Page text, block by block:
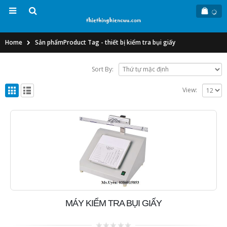
Home Sản phẩmProduct Tag -thiết bị kiểm tra bụi giấy
Sort By:
View:
MÁY KIỂM TRA BỤI GIẤY